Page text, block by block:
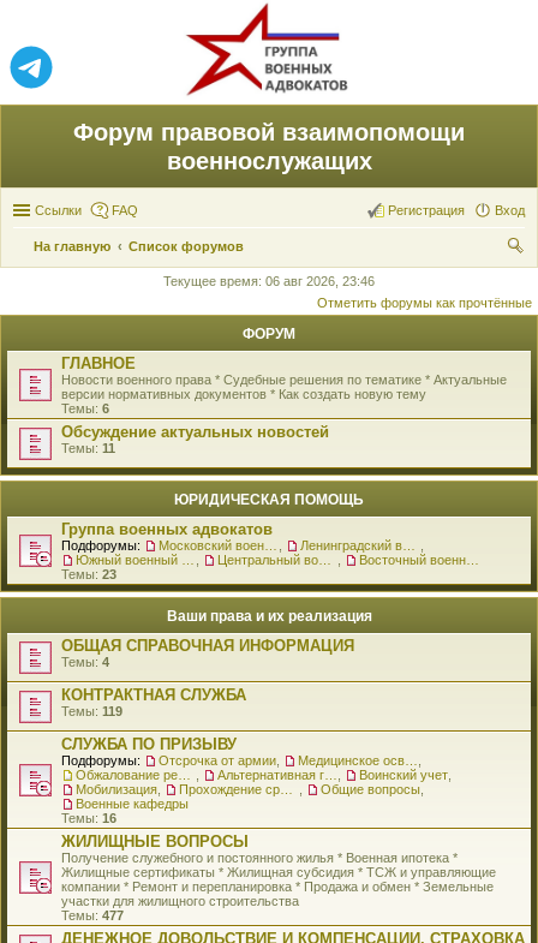
Форум правовой взаимопомощи
военнослужащих
Ссылки FAQ Вход
Регистрация
На главную
Список форумов
ск
Текущее время: 06 авг 2026, 23:46
Отметить форумы как прочтённые
ФОРУМ
ГЛАВНОЕ
Новости военного права * Судебные решения по тематике * Актуальные
версии нормативных документов * Как создать новую тему
Темы: 6
Обсуждение актуальных новостей
Темы: 11
ЮРИДИЧЕСКАЯ ПОМОЩЬ
Группа военных адвокатов
Подфорумы:
Темы: 23
Ваши права и их реализация
ОБЩАЯ СПРАВОЧНАЯ ИНФОРМАЦИЯ
Темы: 4
КОНТРАКТНАЯ СЛУЖБА
Темы: 119
СЛУЖБА ПО ПРИЗЫВУ
Подфорумы: Отсрочка от армии
Воинский учет
Мобилизация
Общие вопросы
Военные кафедры
Темы: 16
ЖИЛИЩНЫЕ ВОПРОСЫ
Получение служебного и постоянного жилья * Военная ипотека *
Жилищные сертификаты * Жилищная субсидия * ТСЖ и управляющие
компании * Ремонт и перепланировка * Продажа и обмен * Земельные
участки для жилищного строительства
Темы: 477
ДЕНЕЖНОЕ ДОВОЛЬСТВИЕ И КОМПЕНСАЦИИ. СТРАХОВКА